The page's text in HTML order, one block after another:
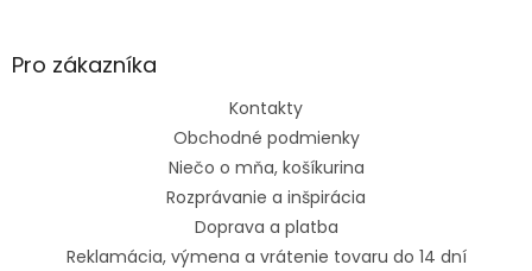
Pro zákazníka
Kontakty
Obchodné podmienky
Niečo o mňa, košíkurina
Rozprávanie a inšpirácia
Doprava a platba
Reklamácia, výmena a vrátenie tovaru do 14 dní